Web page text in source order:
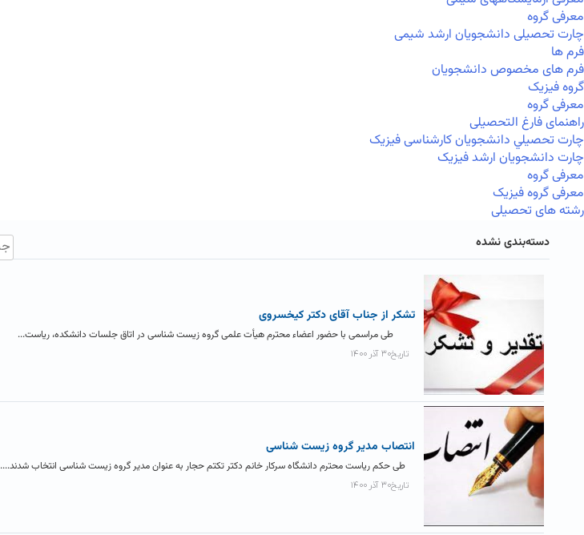
معرفی گروه
چارت تحصیلی دانشجویان ارشد شیمی
فرم ها
فرم های مخصوص دانشجویان
گروه فیزیک
معرفی گروه
راهنمای فارغ التحصیلی
چارت تحصيلي دانشجویان کارشناسی فیزیک
چارت دانشجویان ارشد فیزیک
معرفی گروه
معرفی گروه فیزیک
رشته های تحصیلی
دسته‌بندی نشده
تشکر از جناب آقای دکتر کیخسروی
طی مراسمی با حضور اعضاء محترم هیأت علمی گروه زیست شناسی در اتاق جلسات دانشکده، ریاست...
تاریخ۳۰ آذر ۱۴۰۰
انتصاب مدیر گروه زیست شناسی
طی حکم ریاست محترم دانشگاه سرکار خانم دکتر تکتم حجار به عنوان مدیر گروه زیست شناسی انتخاب شدند....
تاریخ۳۰ آذر ۱۴۰۰